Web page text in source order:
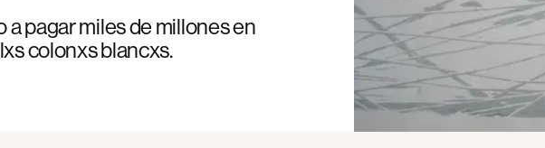
pagar miles de millones en
colonxs blancxs.